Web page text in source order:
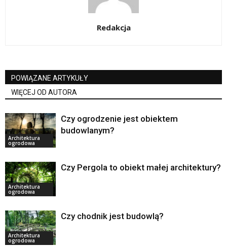
Redakcja
POWIĄZANE ARTYKUŁY
WIĘCEJ OD AUTORA
Architektura
ogrodowa
Czy ogrodzenie jest obiektem
budowlanym?
Architektura
ogrodowa
Czy Pergola to obiekt małej architektury?
Architektura
ogrodowa
Czy chodnik jest budowlą?